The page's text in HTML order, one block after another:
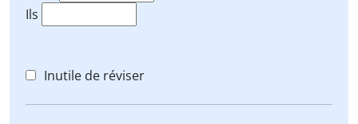
Ils
Inutile de réviser